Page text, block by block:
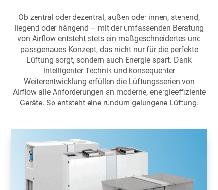
Ob zentral oder dezentral, außen oder innen, stehend,
liegend oder hängend – mit der umfassenden Beratung
von Airflow entsteht stets ein maßgeschneidertes und
passgenaues Konzept, das nicht nur für die perfekte
Lüftung sorgt, sondern auch Energie spart. Dank
intelligenter Technik und konsequenter
Weiterentwicklung erfüllen die Lüftungsserien von
Airflow alle Anforderungen an moderne, energieeffiziente
Geräte. So entsteht eine rundum gelungene Lüftung.